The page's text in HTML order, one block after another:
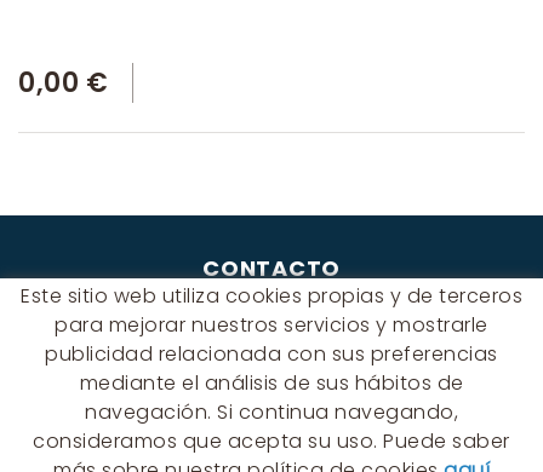
0,00 €
CONTACTO
Albert Einstein, 54 - 60 - Nave 3
08940 Cornellà de Llobregat
(BARCELONA)
649 631 197
palmyra@palmyra.cat
Este sitio web utiliza cookies propias y de terceros
para mejorar nuestros servicios y mostrarle
publicidad relacionada con sus preferencias
mediante el análisis de sus hábitos de
navegación. Si continua navegando,
consideramos que acepta su uso. Puede saber